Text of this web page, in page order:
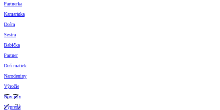
Partnerka
Kamarátka
Dcéra
Sestra
Babička
Partner
Deň matiek
Narodeniny
Výročie
Novinky
Výpredaj